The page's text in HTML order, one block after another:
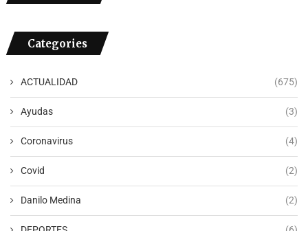
Categories
ACTUALIDAD (675)
Ayudas (3)
Coronavirus (4)
Covid (2)
Danilo Medina (2)